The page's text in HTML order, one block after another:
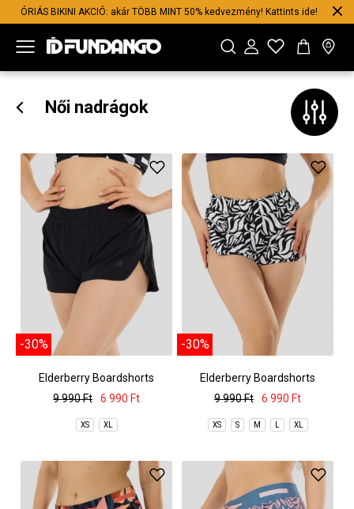
ÓRIÁS BIKINI AKCIÓ: akár TÖBB MINT 50% kedvezmény! Kattints ide!
Női nadrágok
-30%
Elderberry Boardshorts
9 990 Ft
6 990 Ft
XS XL
-30%
Elderberry Boardshorts
9 990 Ft
6 990 Ft
XS S M L XL